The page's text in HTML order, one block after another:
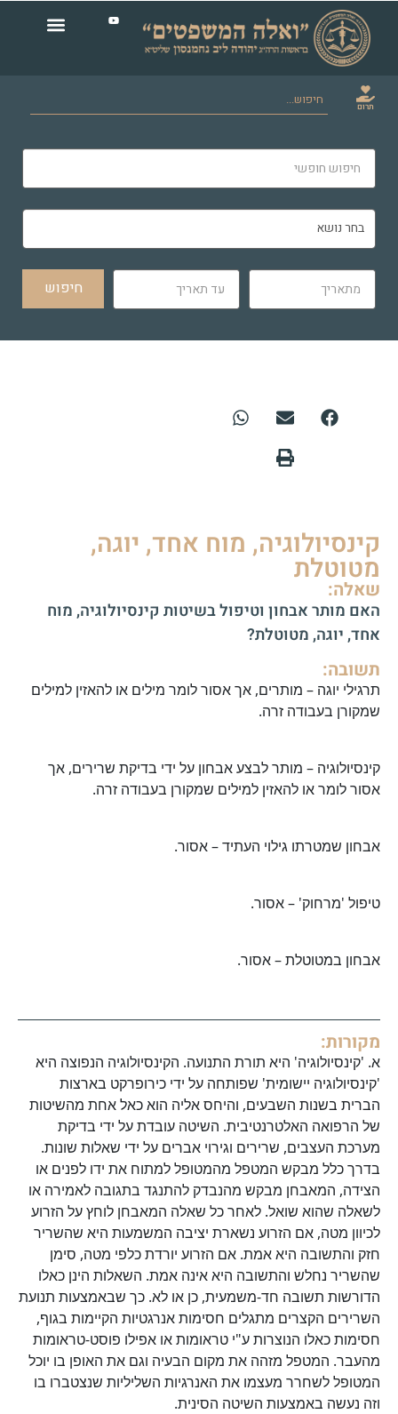
תרום
חיפוש
קינסיולוגיה, מוח אחד, יוגה,
מטוטלת
שאלה:
האם מותר אבחון וטיפול בשיטות קינסיולוגיה, מוח
אחד, יוגה, מטוטלת?
תשובה:
תרגילי יוגה – מותרים, אך אסור לומר מילים או להאזין למילים
שמקורן בעבודה זרה.
קינסיולוגיה – מותר לבצע אבחון על ידי בדיקת שרירים, אך
אסור לומר או להאזין למילים שמקורן בעבודה זרה.
אבחון שמטרתו גילוי העתיד – אסור.
טיפול 'מרחוק' – אסור.
אבחון במטוטלת – אסור.
מקורות:
א. 'קינסיולוגיה' היא תורת התנועה. הקינסיולוגיה הנפוצה היא
'קינסיולוגיה יישומית' שפותחה על ידי כירופרקט בארצות
הברית בשנות השבעים, והיחס אליה הוא כאל אחת מהשיטות
של הרפואה האלטרנטיבית. השיטה עובדת על ידי בדיקת
מערכת העצבים, שרירים וגירוי אברים על ידי שאלות שונות.
בדרך כלל מבקש המטפל מהמטופל למתוח את ידו לפנים או
הצידה, המאבחן מבקש מהנבדק להתנגד בתגובה לאמירה או
לשאלה שהוא שואל. לאחר כל שאלה המאבחן לוחץ על הזרוע
לכיוון מטה, אם הזרוע נשארת יציבה המשמעות היא שהשריר
חזק והתשובה היא אמת. אם הזרוע יורדת כלפי מטה, סימן
שהשריר נחלש והתשובה היא אינה אמת. השאלות הינן כאלו
הדורשות תשובה חד-משמעית, כן או לא. כך שבאמצעות תנועת
השרירים הקצרים מתגלים חסימות אנרגטיות הקיימות בגוף,
חסימות כאלו הנוצרות ע"י טראומות או אפילו פוסט-טראומות
מהעבר. המטפל מזהה את מקום הבעיה וגם את האופן בו יוכל
המטופל לשחרר מעצמו את האנרגיות השליליות שנצטברו בו
וזה נעשה באמצעות השיטה הסינית.